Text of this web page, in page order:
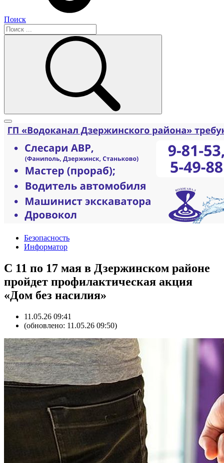
Поиск
Безопасность
Информатор
С 11 по 17 мая в Дзержинском районе
пройдет профилактическая акция
«Дом без насилия»
11.05.26 09:41
(обновлено: 11.05.26 09:50)